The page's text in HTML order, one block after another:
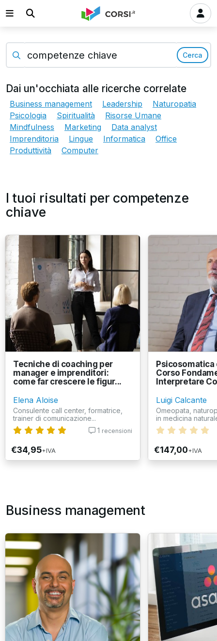
Cerca
Dai un'occhiata alle ricerche correlate
Business management Leadership
Naturopatia
Psicologia
Spiritualità
Risorse Umane
Mindfulness
Marketing
Data analyst
Imprenditoria
Lingue Informatica
Office
Produttività
Computer
I tuoi risultati per competenze
chiave
Tecniche di coaching per
manager e imprenditori:
come far crescere le figur...
Elena Aloise
Consulente call center, formatrice,
trainer di comunicazione...
1 recensioni
€34,95+IVA
Psicosomatica
Corso
Interpretare
Luigi Calcante
Omeopata,
in medicina
€147,00+IVA
Business management